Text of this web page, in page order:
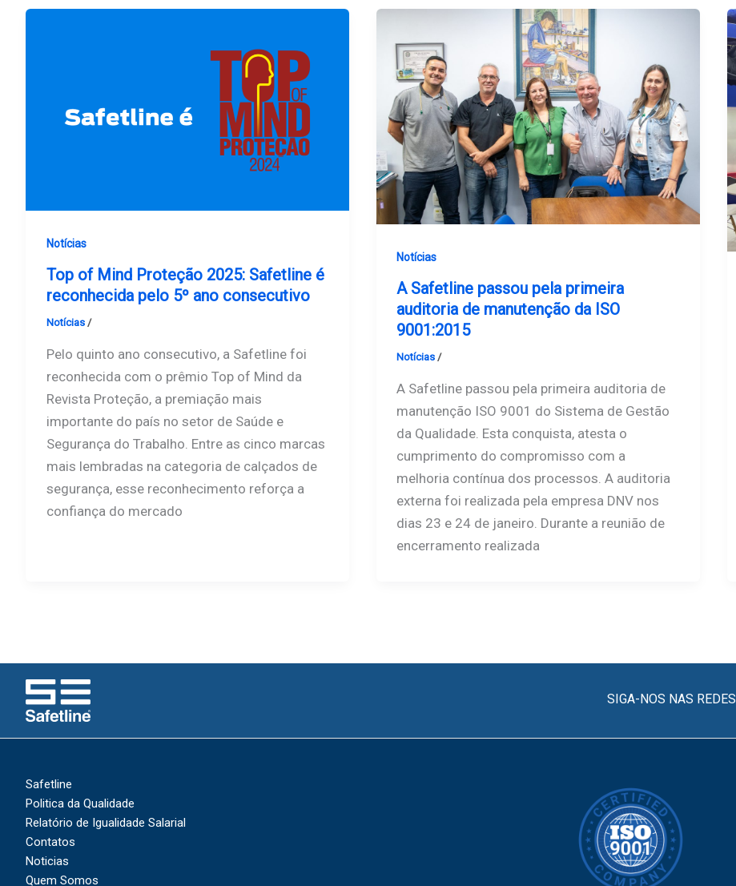
Notícias
Top of Mind Proteção 2025: Safetline é
reconhecida pelo 5º ano consecutivo
Notícias/
Pelo quinto ano consecutivo, a Safetline foi
reconhecida com o prêmio Top of Mind da
Revista Proteção, a premiação mais
importante do país no setor de Saúde e
Segurança do Trabalho. Entre as cinco marcas
mais lembradas na categoria de calçados de
segurança, esse reconhecimento reforça a
confiança do mercado
Notícias
A Safetline passou pela primeira
auditoria de manutenção da ISO
9001:2015
Notícias /
A Safetline passou pela primeira auditoria de
manutenção ISO 9001 do Sistema de Gestão
da Qualidade. Esta conquista, atesta o
cumprimento do compromisso com a
melhoria contínua dos processos. A auditoria
externa foi realizada pela empresa DNV nos
dias 23 e 24 de janeiro. Durante a reunião de
encerramento realizada
SIGA-NOS NAS REDES
Safetline
Politica da Qualidade
Relatório de Igualidade Salarial
Contatos
Noticias
Quem Somos